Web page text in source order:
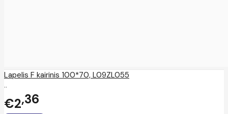
Lapelis F kairinis 100*70, L09ZL055
..
€2 36